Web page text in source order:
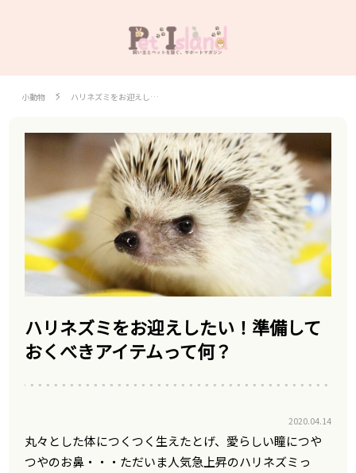
小動物 ハリネズミをお迎えし…
ハリネズミをお迎えしたい！準備して
おくべきアイテムって何？
2020.04.14
丸々とした体につくつく生えたとげ、愛らしい瞳につや
つやのお鼻・・・ただいま人気急上昇のハリネズミっ